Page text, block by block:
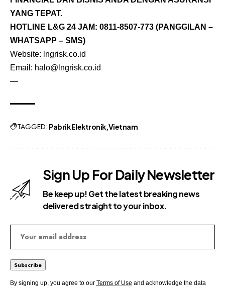
YANG TEPAT.
HOTLINE L&G 24 JAM: 0811-8507-773 (PANGGILAN –
WHATSAPP – SMS)
Website: lngrisk.co.id
Email: halo@lngrisk.co.id
—
TAGGED: Pabrik Elektronik Vietnam
Sign Up For Daily Newsletter
Be keep up! Get the latest breaking news
delivered straight to your inbox.
By signing up, you agree to our Terms of Use and acknowledge the data